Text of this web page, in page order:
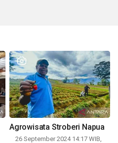
Agrowisata Stroberi Napua
26 September 2024 14:17 WIB,